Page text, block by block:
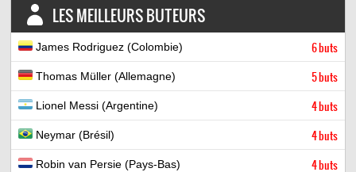
LES MEILLEURS BUTEURS
James Rodriguez (Colombie) 6 buts
Thomas Müller (Allemagne) 5 buts
Lionel Messi (Argentine) 4 buts
Neymar (Brésil) 4 buts
Robin van Persie (Pays-Bas) 4 buts